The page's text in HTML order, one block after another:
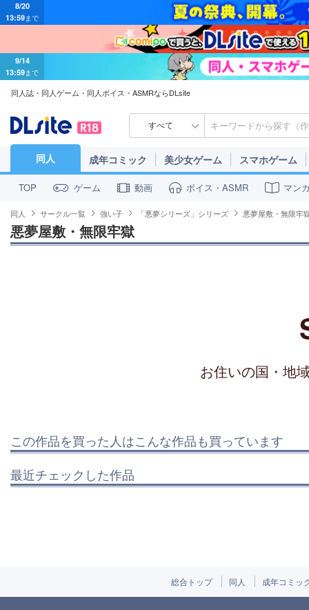
13:59まで
同人誌・同人ゲーム・同人ボイス・ASMRならDLsite
すべて
同人 成年コミック 美少女ゲーム スマホゲーム
TOP ゲーム 動画 ボイス・ASMR マン
同人 サークル一覧 強い子 「悪夢シリーズ」シリーズ 悪夢屋敷・無限牢
悪夢屋敷・無限牢獄
お住いの国・地
この作品を買った人はこんな作品も買っています
最近チェックした作品
総合トップ 同人 成年コミッ